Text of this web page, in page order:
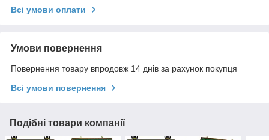
Всі умови оплати
Умови повернення
Повернення товару впродовж 14 днів за рахунок покупця
Всі умови повернення
Подібні товари компанії